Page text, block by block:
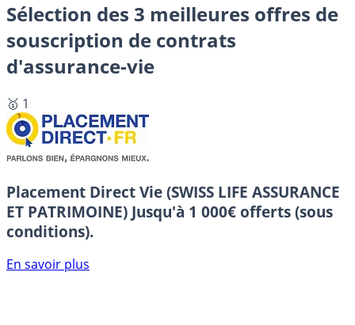
Sélection des 3 meilleures offres de
souscription de contrats
d'assurance-vie
🥇 1
Placement Direct Vie (SWISS LIFE ASSURANCE
ET PATRIMOINE) Jusqu'à 1 000€ offerts (sous
conditions).
En savoir plus